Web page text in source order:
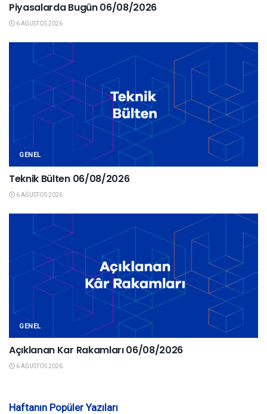
Piyasalarda Bugün 06/08/2026
6 AĞUSTOS 2026
GENEL
Teknik Bülten 06/08/2026
6 AĞUSTOS 2026
GENEL
Açıklanan Kar Rakamları 06/08/2026
6 AĞUSTOS 2026
Haftanın Popüler Yazıları